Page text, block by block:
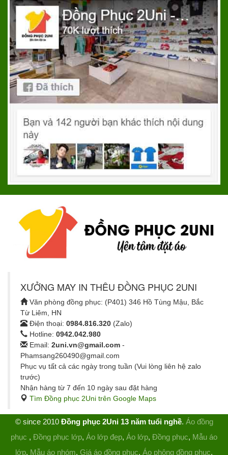
XƯỞNG MAY IN THÊU ĐỒNG PHỤC 2UNI
Văn phòng đồng phục: (P401) 346 Hồ Tùng Mậu, Bắc
Từ Liêm, HN
Điện thoại: 0984.816.320 (Zalo)
Hotline: 0942.042.980
Email: 2uni.vn@gmail.com -
Phamsang260490@gmail.com
Phục vụ tất cả các ngày trong tuần (Vui lòng liên hệ zalo
trước)
Nhận hàng từ 7 đến 10 ngày sau đặt hàng
Tìm Đồng phục 2Uni trên Google Maps
© since 2010 Đồng phục 2Uni 13 năm tuổi nghề. Áo đồng
phục , Đồng phục lớp, Áo lớp đẹp, Áo lớp, Đồng phục, Mẫu áo
lớp, Mẫu áo nhóm, Giá áo đồng phục, Áo phông đồng phục,